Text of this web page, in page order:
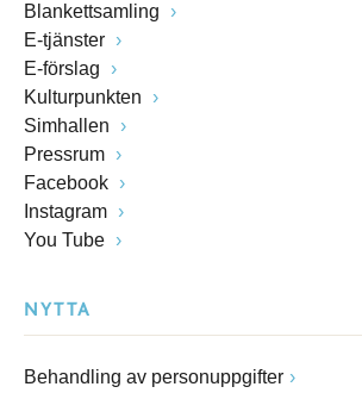
Blankettsamling
E-tjänster
E-förslag
Kulturpunkten
Simhallen
Pressrum
Facebook
Instagram
You Tube
NYTTA
Behandling av personuppgifter